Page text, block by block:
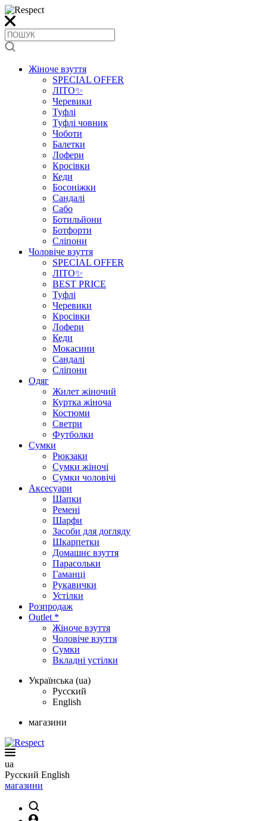
Жіноче взуття
SPECIAL OFFER
ЛІТО✨
Черевики
Туфлі
Туфлі човник
Чоботи
Балетки
Лофери
Кросівки
Кеди
Босоніжки
Сандалі
Сабо
Ботильйони
Ботфорти
Сліпони
Чоловіче взуття
SPECIAL OFFER
ЛІТО✨
BEST PRICE
Туфлі
Черевики
Кросівки
Лофери
Кеди
Мокасини
Сандалі
Сліпони
Одяг
Жилет жіночий
Куртка жіноча
Костюми
Светри
Футболки
Сумки
Рюкзаки
Сумки жіночі
Сумки чоловічі
Аксеcуари
Шапки
Ремені
Шарфи
Засоби для догляду
Шкарпетки
Домашнє взуття
Парасольки
Гаманці
Рукавички
Устілки
Розпродаж
Outlet *
Жіноче взуття
Чоловіче взуття
Сумки
Вкладні устілки
Українська (ua)
Русский
English
магазини
ua
Русский English
магазини